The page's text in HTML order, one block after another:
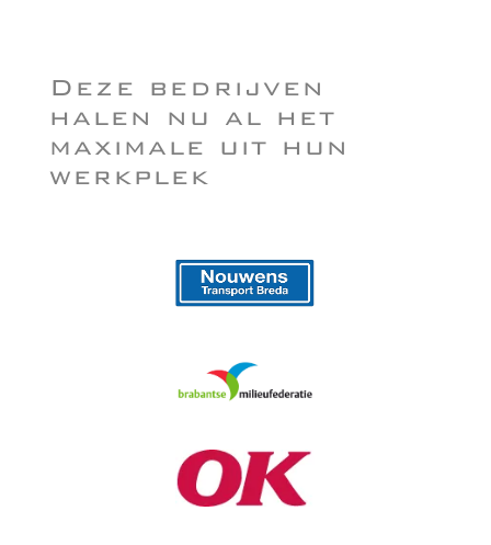
Deze bedrijven
halen nu al het
maximale uit hun
werkplek